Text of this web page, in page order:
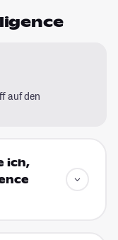
auf den
ich,